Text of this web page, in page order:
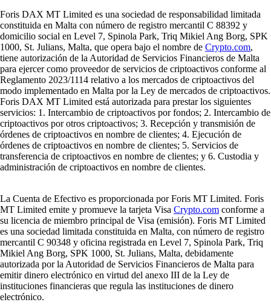
Foris DAX MT Limited es una sociedad de responsabilidad limitada
constituida en Malta con número de registro mercantil C 88392 y
domicilio social en Level 7, Spinola Park, Triq Mikiel Ang Borg, SPK
1000, St. Julians, Malta, que opera bajo el nombre de Crypto.com,
tiene autorización de la Autoridad de Servicios Financieros de Malta
para ejercer como proveedor de servicios de criptoactivos conforme al
Reglamento 2023/1114 relativo a los mercados de criptoactivos del
modo implementado en Malta por la Ley de mercados de criptoactivos.
Foris DAX MT Limited está autorizada para prestar los siguientes
servicios: 1. Intercambio de criptoactivos por fondos; 2. Intercambio de
criptoactivos por otros criptoactivos; 3. Recepción y transmisión de
órdenes de criptoactivos en nombre de clientes; 4. Ejecución de
órdenes de criptoactivos en nombre de clientes; 5. Servicios de
transferencia de criptoactivos en nombre de clientes; y 6. Custodia y
administración de criptoactivos en nombre de clientes.
La Cuenta de Efectivo es proporcionada por Foris MT Limited. Foris
MT Limited emite y promueve la tarjeta Visa Crypto.com conforme a
su licencia de miembro principal de Visa (emisión). Foris MT Limited
es una sociedad limitada constituida en Malta, con número de registro
mercantil C 90348 y oficina registrada en Level 7, Spinola Park, Triq
Mikiel Ang Borg, SPK 1000, St. Julians, Malta, debidamente
autorizada por la Autoridad de Servicios Financieros de Malta para
emitir dinero electrónico en virtud del anexo III de la Ley de
instituciones financieras que regula las instituciones de dinero
electrónico.